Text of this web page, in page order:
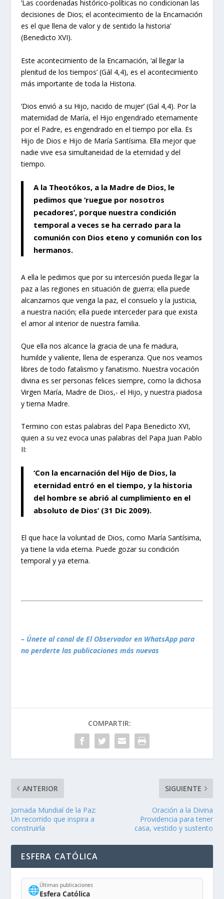
‘Las coordenadas histórico-políticas no condicionan las
decisiones de Dios; el acontecimiento de la Encarnación
es el que llena de valor y de sentido la historia’
(Benedicto XVI).
Este acontecimiento de la Encarnación, ‘al llegar la
plenitud de los tiempos’ (Gál 4,4), es el acontecimiento
más importante de toda la Historia.
‘Dios envió a su Hijo, nacido de mujer’ (Gal 4,4). Por la
maternidad de María, el Hijo engendrado eternamente
por el Padre, es engendrado en el tiempo por ella. Es
Hijo de Dios e Hijo de María Santísima. Ella mejor que
nadie vive esa simultaneidad de la eternidad y del
tiempo.
A la Theotókos, a la Madre de Dios, le
pedimos que ‘ruegue por nosotros
pecadores’, porque nuestra condición
temporal a veces se ha cerrado para la
comunión con Dios eteno y comunión con los
hermanos.
A ella le pedimos que por su intercesión pueda llegar la
paz a las regiones en situación de guerra; ella puede
alcanzarnos que venga la paz, el consuelo y la justicia,
a nuestra nación; ella puede interceder para que exista
el amor al interior de nuestra familia.
Que ella nos alcance la gracia de una fe madura,
humilde y valiente, llena de esperanza. Que nos veamos
libres de todo fatalismo y fanatismo. Nuestra vocación
divina es ser personas felices siempre, como la dichosa
Virgen María, Madre de Dios,- el Hijo, y nuestra piadosa
y tierna Madre.
Termino con estas palabras del Papa Benedicto XVI,
quien a su vez evoca unas palabras del Papa Juan Pablo
II:
‘Con la encarnación del Hijo de Dios, la
eternidad entró en el tiempo, y la historia
del hombre se abrió al cumplimiento en el
absoluto de Dios’ (31 Dic 2009).
El que hace la voluntad de Dios, como María Santísima,
ya tiene la vida eterna. Puede gozar su condición
temporal y ya eterna.
– Únete al canal de El Observador en WhatsApp para
no perderte las publicaciones más nuevas
COMPARTIR:
ANTERIOR
Jornada Mundial de la Paz:
Un recorrido que inspira a
construirla
SIGUIENTE
Oración a la Divina
Providencia para tener
casa, vestido y sustento
ESFERA CATÓLICA
🌐Últimas publicaciones
Esfera Católica